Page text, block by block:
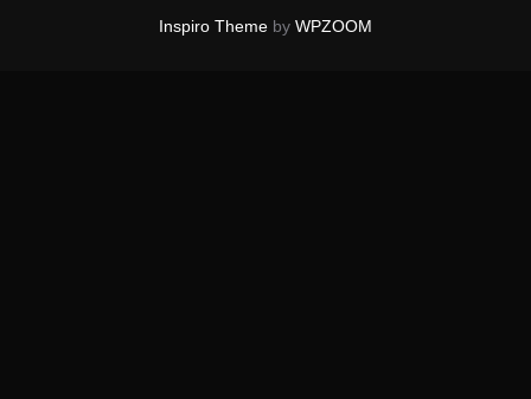
Inspiro Theme by WPZOOM